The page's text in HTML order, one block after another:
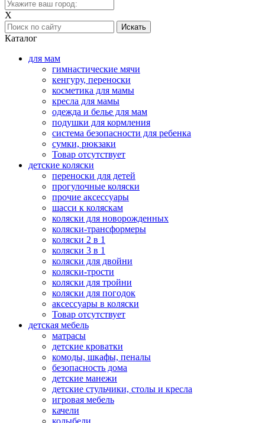
X
Каталог
для мам
гимнастические мячи
кенгуру, переноски
косметика для мамы
кресла для мамы
одежда и белье для мам
подушки для кормления
система безопасности для ребенка
сумки, рюкзаки
Товар отсутствует
детские коляски
переноски для детей
прогулочные коляски
прочие аксессуары
шасси к коляскам
коляски для новорожденных
коляски-трансформеры
коляски 2 в 1
коляски 3 в 1
коляски для двойни
коляски-трости
коляски для тройни
коляски для погодок
аксессуары в коляски
Товар отсутствует
детская мебель
матрасы
детские кроватки
комоды, шкафы, пеналы
безопасность дома
детские манежи
детские стульчики, столы и кресла
игровая мебель
качели
колыбели